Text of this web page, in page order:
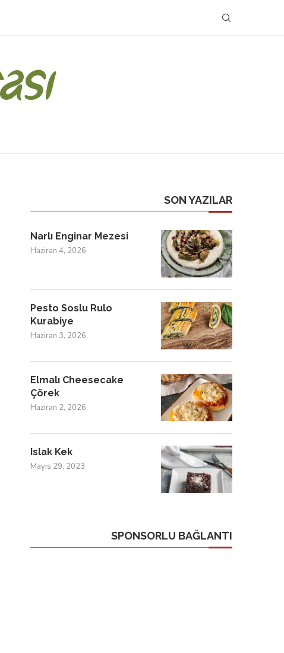
SON YAZILAR
Narlı Enginar Mezesi
Haziran 4, 2026
Pesto Soslu Rulo
Kurabiye
Haziran 3, 2026
Elmalı Cheesecake
Çörek
Haziran 2, 2026
Islak Kek
Mayıs 29, 2023
SPONSORLU BAĞLANTI